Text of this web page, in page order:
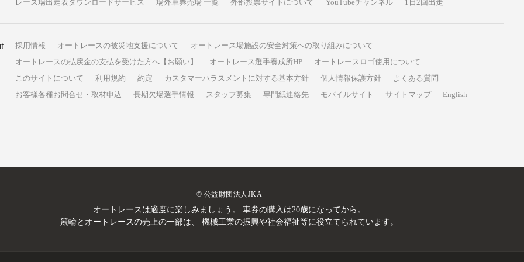
レース場出走表ダウンロードサービス 場外車券売場 一覧 外部投票サイトについて YouTubeチャンネル 1日2回出走
採用情報 オートレースの被災地支援について
オートレース場施設の安全対策への取り組みについて
オートレースの払戻金の支払を受けた方へ【お願い】
オートレース選手養成所HP
オートレースロゴ使用について
このサイトについて
利用規約 約定 カスタマーハラスメントに対する基本方針 個人情報保護方針
よくある質問
お客様各種お問合せ・取材申込
長期欠場選手情報 スタッフ募集 専門紙連絡先 モバイルサイト サイトマップ English
© 公益財団法人JKA
オートレースは適度に楽しみましょう。
車券の購入は20歳になってから。
競輪とオートレースの売上の一部は、
機械工業の振興や社会福祉等に役立てられています。